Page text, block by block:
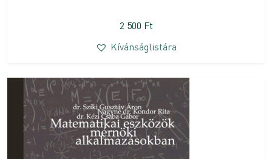
2 500 Ft
Kívánságlistára